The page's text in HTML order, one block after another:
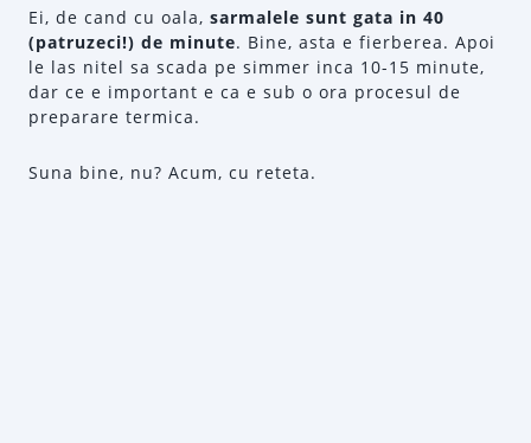
Ei, de cand cu oala, sarmalele sunt gata in 40
(patruzeci!) de minute. Bine, asta e fierberea. Apoi
le las nitel sa scada pe simmer inca 10-15 minute,
dar ce e important e ca e sub o ora procesul de
preparare termica.
Suna bine, nu? Acum, cu reteta.